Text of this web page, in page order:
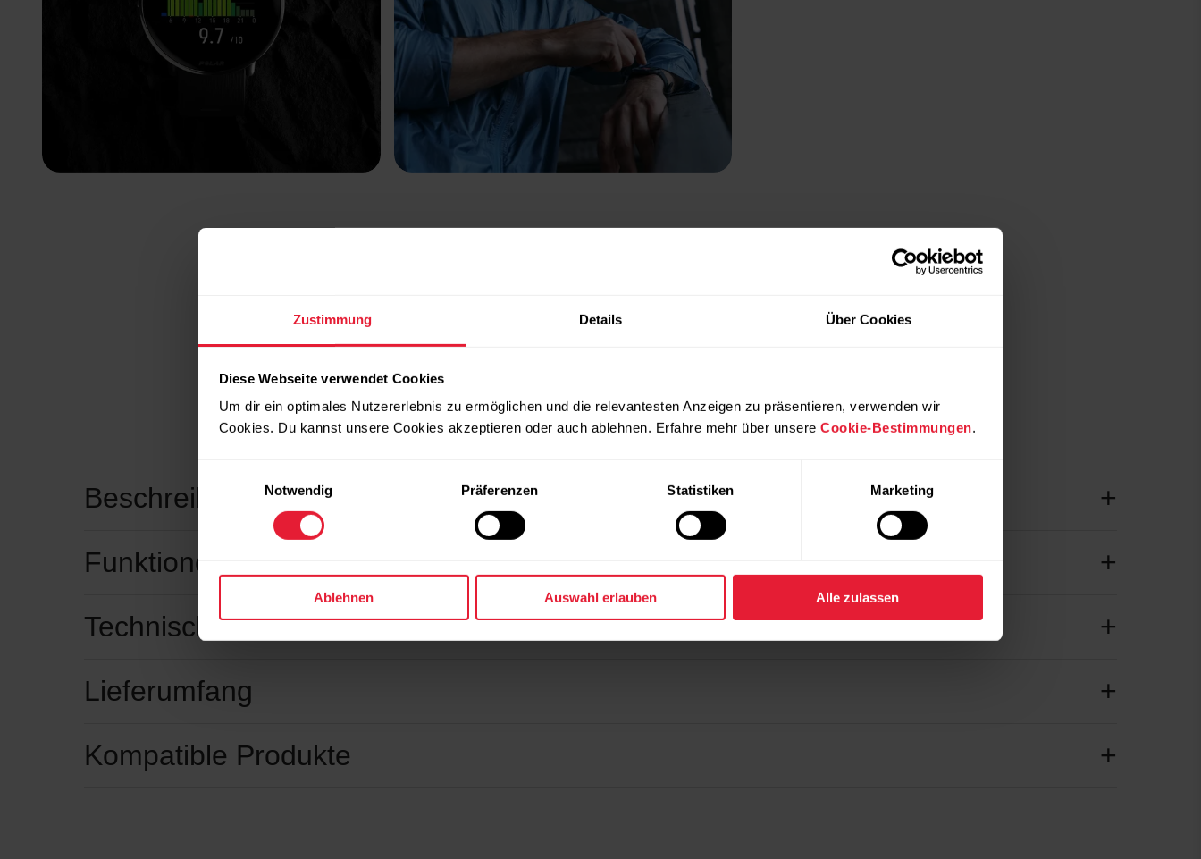
Zustimmung Details Über Cookies
Diese Webseite verwendet Cookies
Um dir ein optimales Nutzererlebnis zu ermöglichen und die relevantesten Anzeigen zu präsentieren, verwenden wir
Cookies. Du kannst unsere Cookies akzeptieren oder auch ablehnen. Erfahre mehr über unsere Cookie-Bestimmungen.
Notwendig
Präferenzen Statistiken Marketing
Ablehnen Auswahl erlauben Alle zulassen
Beschreibung
Funktionen
Technische Daten
Lieferumfang
Kompatible Produkte